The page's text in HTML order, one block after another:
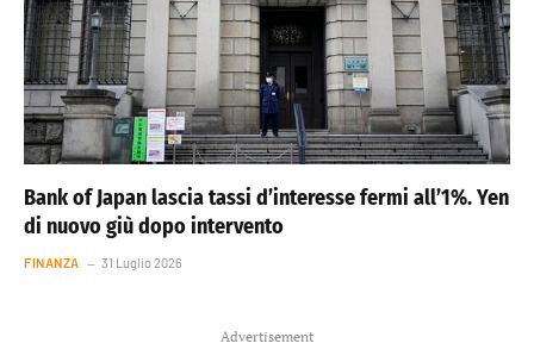
Bank of Japan lascia tassi d’interesse fermi all’1%. Yen
di nuovo giù dopo intervento
FINANZA 31 Luglio 2026
Advertisement